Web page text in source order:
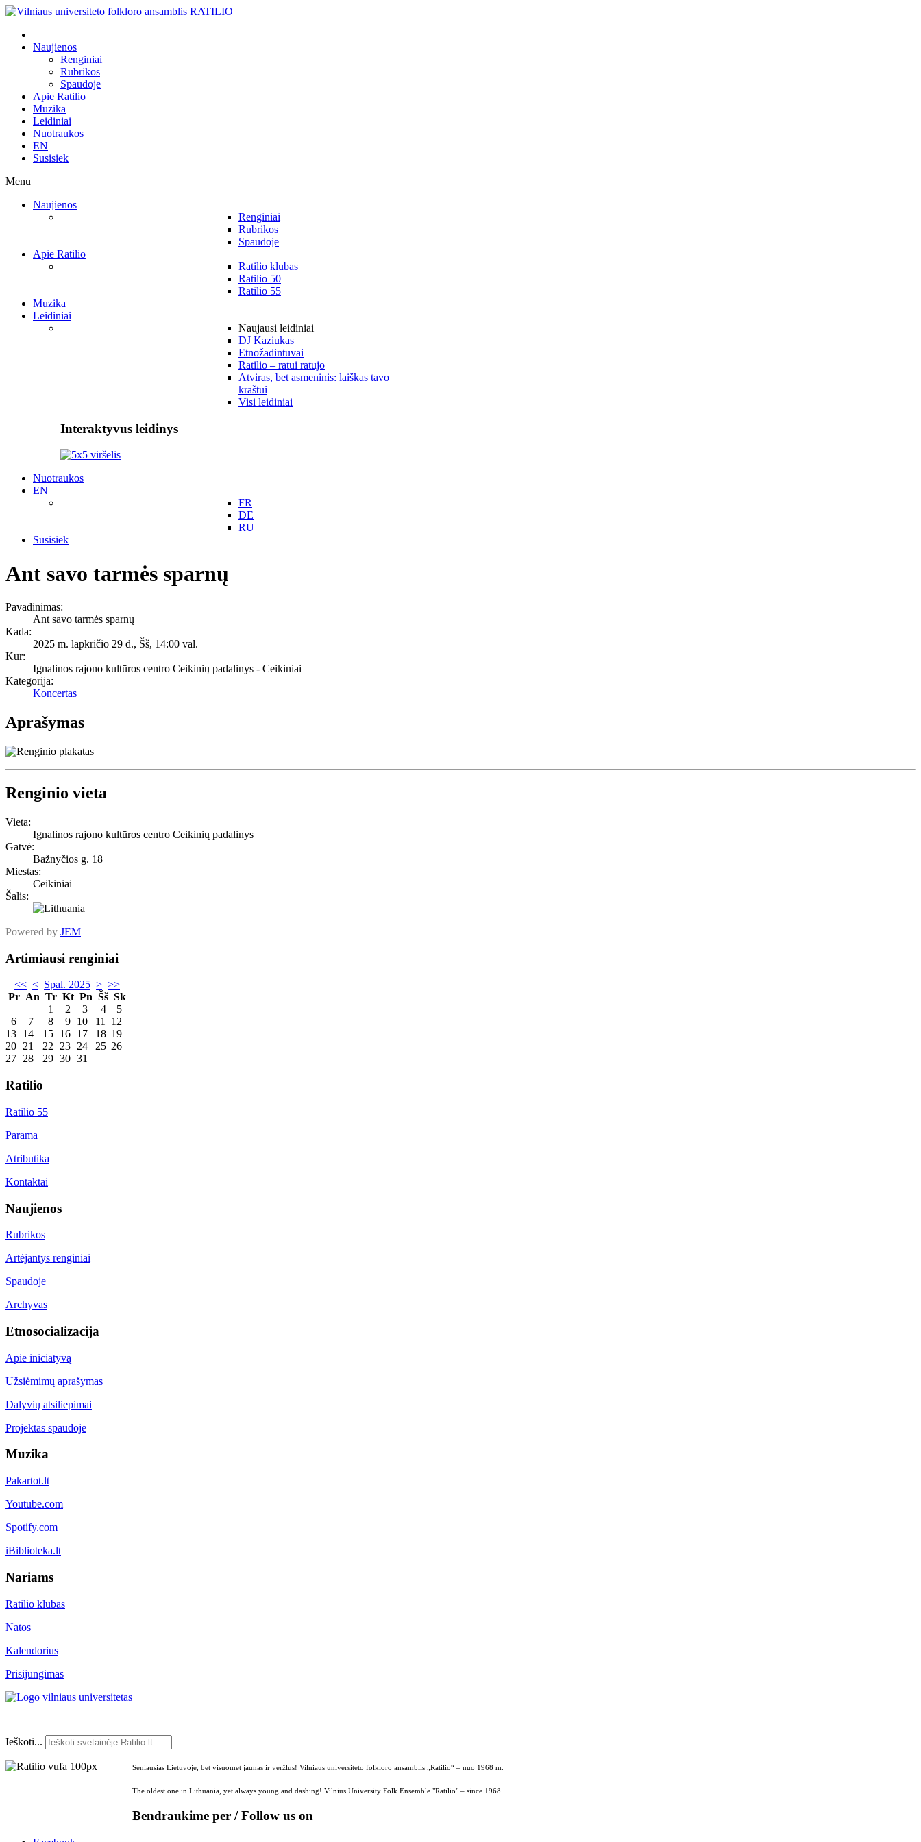
Naujienos
Renginiai
Rubrikos
Spaudoje
Apie Ratilio
Muzika
Leidiniai
Nuotraukos
EN
Susisiek
Menu
Naujienos
Renginiai
Rubrikos
Spaudoje
Apie Ratilio
Ratilio klubas
Ratilio 50
Ratilio 55
Muzika
Leidiniai
Naujausi leidiniai
DJ Kaziukas
Etnožadintuvai
Ratilio – ratui ratujo
Atviras, bet asmeninis: laiškas tavo
kraštui
Visi leidiniai
Interaktyvus leidinys
Nuotraukos
EN
FR
DE
RU
Susisiek
Ant savo tarmės sparnų
Pavadinimas:
Ant savo tarmės sparnų
Kada:
2025 m. lapkričio 29 d., Šš, 14:00 val.
Kur:
Ignalinos rajono kultūros centro Ceikinių padalinys - Ceikiniai
Kategorija:
Koncertas
Aprašymas
Renginio vieta
Vieta:
Ignalinos rajono kultūros centro Ceikinių padalinys
Gatvė:
Bažnyčios g. 18
Miestas:
Ceikiniai
Šalis:
Powered by JEM
Artimiausi renginiai
<< < Spal. 2025 > >>
Pr An Tr Kt Pn Šš Sk
1
2 3 4
5
6
7 8 9 10 11
12
13 14 15 16 17 18 19
20 21 22 23 24 25 26
27 28 29 30 31
Ratilio
Ratilio 55
Parama
Atributika
Kontaktai
Naujienos
Rubrikos
Artėjantys renginiai
Spaudoje
Archyvas
Etnosocializacija
Apie iniciatyvą
Užsiėmimų aprašymas
Dalyvių atsiliepimai
Projektas spaudoje
Muzika
Pakartot.lt
Youtube.com
Spotify.com
iBiblioteka.lt
Nariams
Ratilio klubas
Natos
Kalendorius
Prisijungimas
Ieškoti...
Seniausias Lietuvoje, bet visuomet jaunas ir veržlus! Vilniaus universiteto folkloro ansamblis „Ratilio“ – nuo 1968 m.
The oldest one in Lithuania, yet always young and dashing! Vilnius University Folk Ensemble "Ratilio" – since 1968.
Bendraukime per / Follow us on